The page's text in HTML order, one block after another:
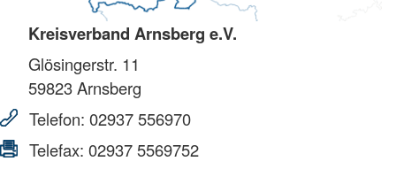
Kreisverband Arnsberg e.V.
Glösingerstr. 11
59823Arnsberg
Telefon: 02937 556970
Telefax: 02937 5569752